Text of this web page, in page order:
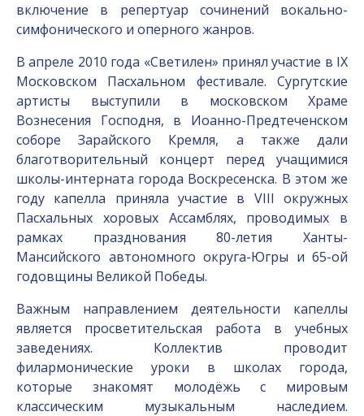
включение в репертуар сочинений вокально-
симфонического и оперного жанров.
В апреле 2010 года «Светилен» принял участие в IX
Московском Пасхальном фестивале. Сургутские
артисты выступили в московском Храме
Вознесения Господня, в Иоанно-Предтеченском
соборе Зарайского Кремля, а также дали
благотворительный концерт перед учащимися
школы-интерната города Воскресенска. В этом же
году капелла приняла участие в VIII окружных
Пасхальных хоровых Ассамблях, проводимых в
рамках празднования 80-летия Ханты-
Мансийского автономного округа-Югры и 65-ой
годовщины Великой Победы.
Важным направлением деятельности капеллы
является просветительская работа в учебных
заведениях. Коллектив проводит
филармонические уроки в школах города,
которые знакомят молодёжь с мировым
классическим музыкальным наследием.